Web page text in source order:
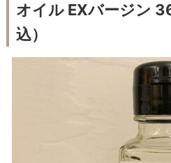
オイル EXバージン
込）